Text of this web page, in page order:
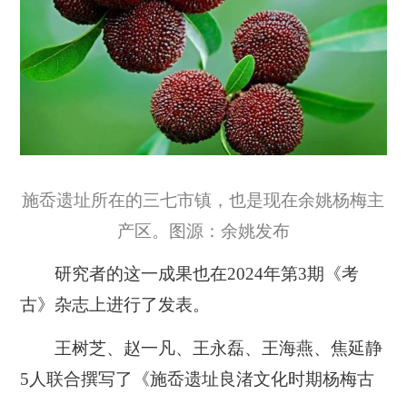
施岙遗址所在的三七市镇，也是现在余姚杨梅主
产区。图源：余姚发布
研究者的这一成果也在2024年第3期《考
古》杂志上进行了发表。
王树芝、赵一凡、王永磊、王海燕、焦延静
5人联合撰写了《施岙遗址良渚文化时期杨梅古